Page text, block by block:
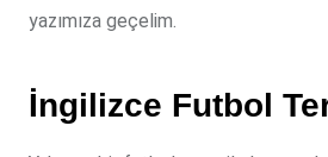
yazımıza geçelim.
İngilizce Futbol